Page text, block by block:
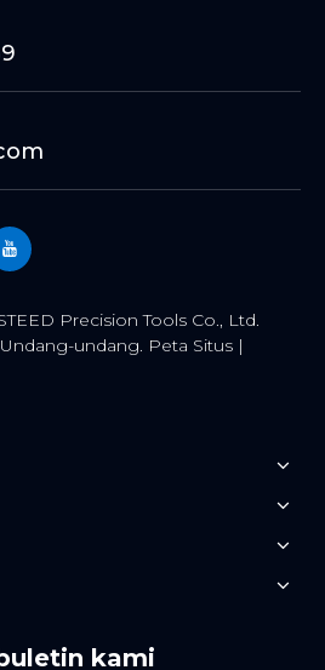
Precision Tools Co., Ltd.
undang. Peta Situs |
kami